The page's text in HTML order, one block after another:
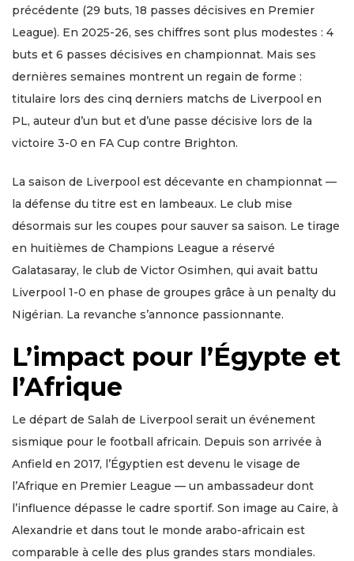
précédente (29 buts, 18 passes décisives en Premier
League). En 2025-26, ses chiffres sont plus modestes : 4
buts et 6 passes décisives en championnat. Mais ses
dernières semaines montrent un regain de forme :
titulaire lors des cinq derniers matchs de Liverpool en
PL, auteur d’un but et d’une passe décisive lors de la
victoire 3-0 en FA Cup contre Brighton.
La saison de Liverpool est décevante en championnat —
la défense du titre est en lambeaux. Le club mise
désormais sur les coupes pour sauver sa saison. Le tirage
en huitièmes de Champions League a réservé
Galatasaray, le club de Victor Osimhen, qui avait battu
Liverpool 1-0 en phase de groupes grâce à un penalty du
Nigérian. La revanche s’annonce passionnante.
L’impact pour l’Égypte et
l’Afrique
Le départ de Salah de Liverpool serait un événement
sismique pour le football africain. Depuis son arrivée à
Anfield en 2017, l’Égyptien est devenu le visage de
l’Afrique en Premier League — un ambassadeur dont
l’influence dépasse le cadre sportif. Son image au Caire, à
Alexandrie et dans tout le monde arabo-africain est
comparable à celle des plus grandes stars mondiales.